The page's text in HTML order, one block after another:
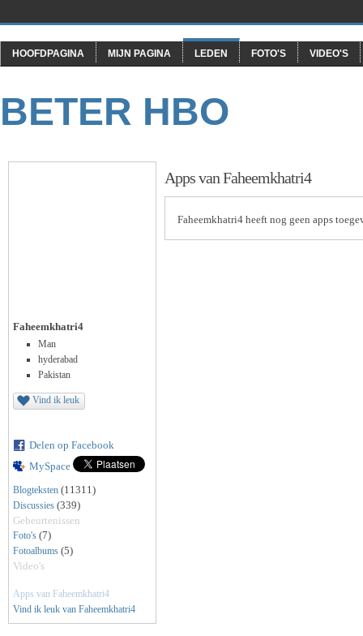
HOOFDPAGINA MIJN PAGINA LEDEN FOTO'S VIDEO'S
BETER HBO
Faheemkhatri4
Man
hyderabad
Pakistan
Vind ik leuk
Delen op Facebook
MySpace
Blogteksten (11311)
Discussies (339)
Gebeurtenissen
Foto's (7)
Fotoalbums (5)
Video's
Apps van Faheemkhatri4
Vind ik leuk van Faheemkhatri4
Apps van Faheemkhatri4
Faheemkhatri4 heeft nog geen apps